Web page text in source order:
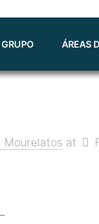
ÁREAS
Mourelatos at